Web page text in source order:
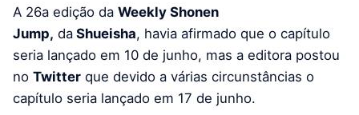
A 26a edição da Weekly Shonen
Jump, da Shueisha, havia afirmado que o capítulo
seria lançado em 10 de junho, mas a editora postou
no Twitter que devido a várias circunstâncias o
capítulo seria lançado em 17 de junho.